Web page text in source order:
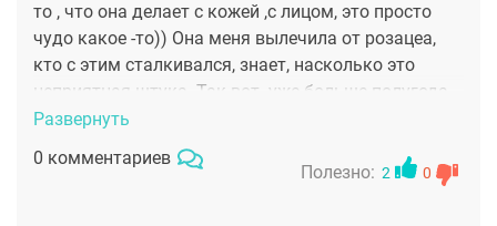
то , что она делает с кожей ,с лицом, это просто
чудо какое -то)) Она меня вылечила от розацеа,
кто с этим сталкивался, знает, насколько это
неприятная штука. Так вот .уже больше полугода
прошло, и нет никаких высыпаний больше! Для
меня это чудо! Марина Владимировна
профессионал с большой буквы!
Развернуть
0 комментариев
Полезно: 2 0